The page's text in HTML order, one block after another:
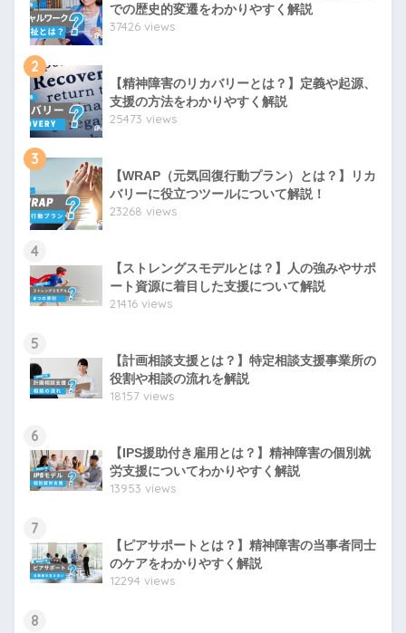
での歴史的変遷をわかりやすく解説
37426 views
2
【精神障害のリカバリーとは？】定義や起源、
支援の方法をわかりやすく解説
25473 views
3
【WRAP（元気回復行動プラン）とは？】リカ
バリーに役立つツールについて解説！
23268 views
4
【ストレングスモデルとは？】人の強みやサポ
ート資源に着目した支援について解説
21416 views
5
【計画相談支援とは？】特定相談支援事業所の
役割や相談の流れを解説
18157 views
6
【IPS援助付き雇用とは？】精神障害の個別就
労支援についてわかりやすく解説
13953 views
7
【ピアサポートとは？】精神障害の当事者同士
のケアをわかりやすく解説
12294 views
8